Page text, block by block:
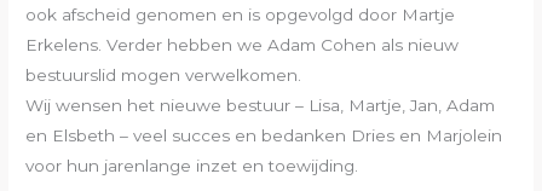
ook afscheid genomen en is opgevolgd door Martje
Erkelens. Verder hebben we Adam Cohen als nieuw
bestuurslid mogen verwelkomen.
Wij wensen het nieuwe bestuur – Lisa, Martje, Jan, Adam
en Elsbeth – veel succes en bedanken Dries en Marjolein
voor hun jarenlange inzet en toewijding.